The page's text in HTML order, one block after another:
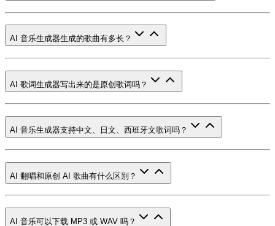
AI 音乐生成器生成的歌曲有多长？
AI 歌词生成器写出来的是原创歌词吗？
AI 音乐生成器支持中文、日文、西班牙文歌词吗？
AI 翻唱和原创 AI 歌曲有什么区别？
AI 音乐可以下载 MP3 或 WAV 吗？